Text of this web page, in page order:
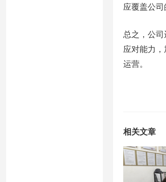
应覆盖公司
总之，公
应对能力
运营。
相关文章